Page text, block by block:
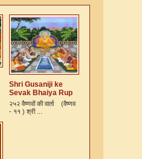
Shri Gusaniji ke
Sevak Bhaiya Rup
Murari Kshatriya Ki
Varta
२५२ वैष्णवों की वार्ता (वैष्णव
- ११ ) श्री ...